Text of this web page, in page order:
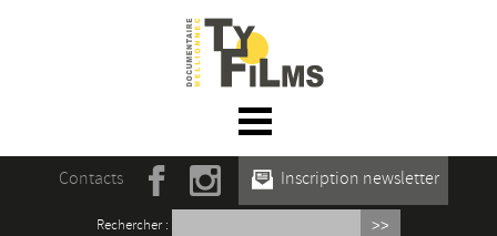
☰ Menu
Accueil
Actualités
Contacts Inscription newsletter
Rechercher :